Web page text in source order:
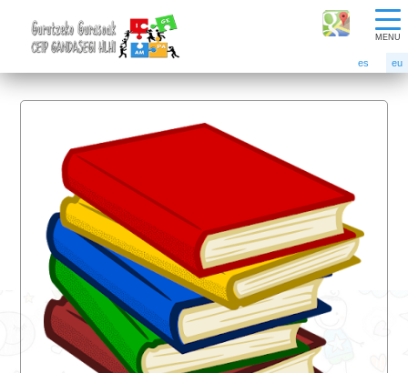
MENU
es eu